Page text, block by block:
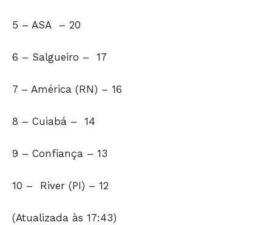
5 – ASA – 20
6 – Salgueiro – 17
7 – América (RN) – 16
8 – Cuiabá – 14
9 – Confiança – 13
10 – River (PI) – 12
(Atualizada às 17:43)